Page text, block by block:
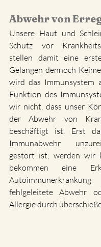
Abwehr von
Unsere Haut und
Schutz vor
stellen damit eine
Gelangen dennoch
wird das Immunsystem
Funktion des
wir nicht, dass unser
der Abwehr von
beschäftigt ist. Erst
Immunabwehr
gestört ist, werden wir
bekommen eine
fehlgeleitete Abwehr
Allergie durch